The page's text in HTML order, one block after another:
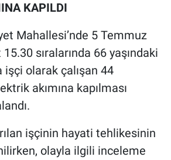
KAPILDI
Mahallesi’nde 5 Temmuz
sıralarında 66 yaşındaki
işçi olarak çalışan 44
akımına kapılması
işçinin hayati tehlikesinin
olayla ilgili inceleme